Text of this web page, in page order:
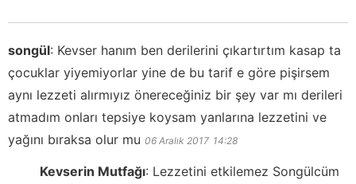
songül: Kevser hanım ben derilerini çıkartırtım kasap ta
çocuklar yiyemiyorlar yine de bu tarif e göre pişirsem
aynı lezzeti alırmıyız önereceğiniz bir şey var mı derileri
atmadım onları tepsiye koysam yanlarına lezzetini ve
yağını bıraksa olur mu 06 Aralık 2017 14:28
Kevserin Mutfağı: Lezzetini etkilemez Songülcüm